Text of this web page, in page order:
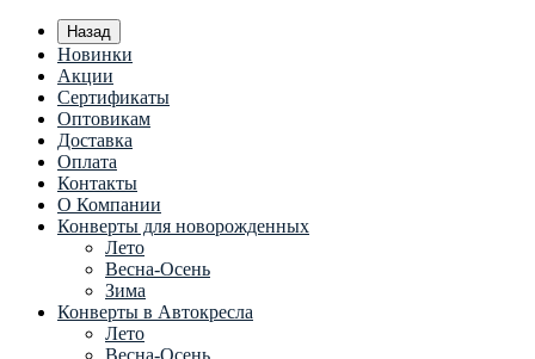
Назад
Новинки
Акции
Сертификаты
Оптовикам
Доставка
Оплата
Контакты
О Компании
Конверты для новорожденных
Лето
Весна-Осень
Зима
Конверты в Автокресла
Лето
Весна-Осень